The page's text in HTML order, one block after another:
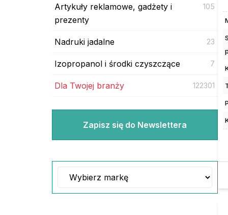
Artykuły reklamowe, gadżety i
prezenty
105
Nadruki jadalne 23
Izopropanol i środki czyszczące 7
Dla Twojej branży 122301
Zapisz się do Newslettera